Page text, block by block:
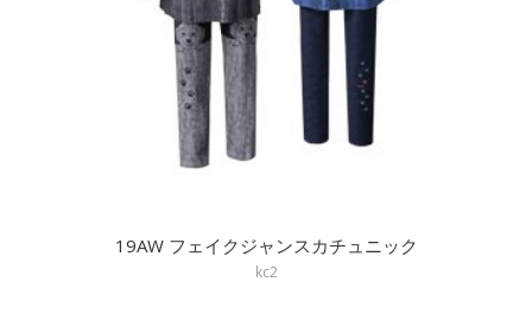
19AW フェイクジャンスカチュニック
kc2